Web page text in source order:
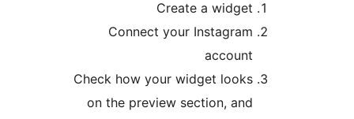
Connect your
Check how your widget
on the preview section,